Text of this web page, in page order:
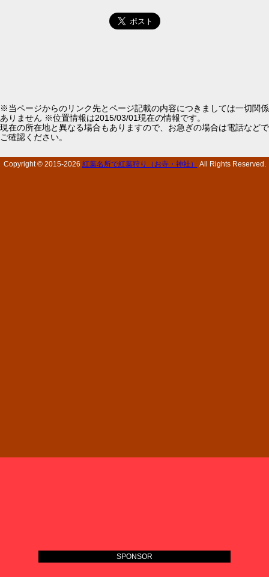
※当ページからのリンク先とページ記載の内容につきましては一切関係
ありません ※位置情報は2015/03/01現在の情報です。
現在の所在地と異なる場合もありますので、お急ぎの場合は電話などで
ご確認ください。
Copyright © 2015-2026 紅葉名所で紅葉狩り（お寺・神社） All Rights Reserved.
SPONSOR